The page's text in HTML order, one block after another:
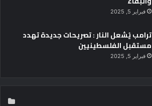
فبراير 5, 2025
ترامب يُشعل النار : تصريحات جديدة تهدد
مستقبل الفلسطينيين
فبراير 5, 2025